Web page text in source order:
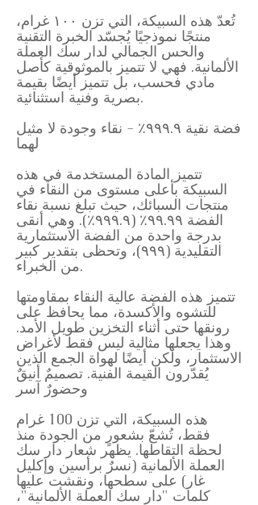
تُعدّ هذه السبيكة، التي تزن ١٠٠ غرام،
منتجًا نموذجيًا يُجسّد الخبرة التقنية
والحس الجمالي لدار سك العملة
الألمانية. فهي لا تتميز بالموثوقية كأصل
مادي فحسب، بل تتميز أيضًا بقيمة
بصرية وفنية استثنائية.
فضة نقية ٩٩٩.٩٪ - نقاء وجودة لا مثيل
لهما
تتميز المادة المستخدمة في هذه
السبيكة بأعلى مستوى من النقاء في
منتجات السبائك، حيث تبلغ نسبة نقاء
الفضة ٩٩.٩٩٪ (٩٩٩.٩٪). وهي أنقى
بدرجة واحدة من الفضة الاستثمارية
التقليدية (٩٩٩)، وتحظى بتقدير كبير
من الخبراء.
تتميز هذه الفضة عالية النقاء بمقاومتها
للتشوه والأكسدة، مما يحافظ على
رونقها حتى أثناء التخزين طويل الأمد.
وهذا يجعلها مثالية ليس فقط لأغراض
الاستثمار، ولكن أيضًا لهواة الجمع الذين
يُقدّرون القيمة الفنية. تصميمٌ أنيقٌ
وحضورٌ آسر
هذه السبيكة، التي تزن 100 غرام
فقط، تُشعّ بشعورٍ من الجودة منذ
لحظة التقاطها. يظهر شعار دار سك
العملة الألمانية (نسرٌ برأسين وإكليل
غار) على سطحها، ونقشت عليها
كلمات "دار سك العملة الألمانية"،